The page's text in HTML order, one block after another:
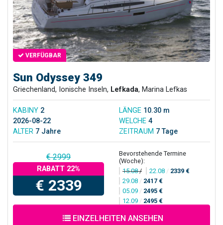
VERFÜGBAR
Sun Odyssey 349
Griechenland, Ionische Inseln, Lefkada, Marina Lefkas
KABINY 2 LÄNGE 10.30 m
2026-08-22
WELCHE 4
ALTER 7 Jahre ZEITRAUM 7 Tage
€ 2999
RABATT 22%
€ 2339
Bevorstehende Termine
(Woche):
15.08/ 22.08 / 2339 €
29.08 / 2417 €
05.09 / 2495 €
12.09 / 2495 €
EINZELHEITEN ANSEHEN